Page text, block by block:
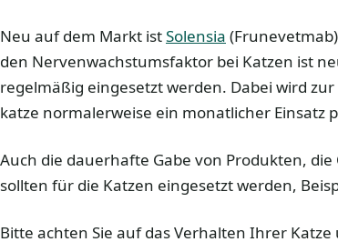
Neu auf dem Markt istSolensia
den Nervenwachstumsfaktor bei Katzen ist
regelmäßig eingesetzt werden. Dabei wird
katze normalerweise ein monatlicher Einsatz
Auch die dauerhafte Gabe von Produkten,
sollten für die Katzen eingesetzt werden,
Bitte achten Sie auf das Verhalten Ihrer